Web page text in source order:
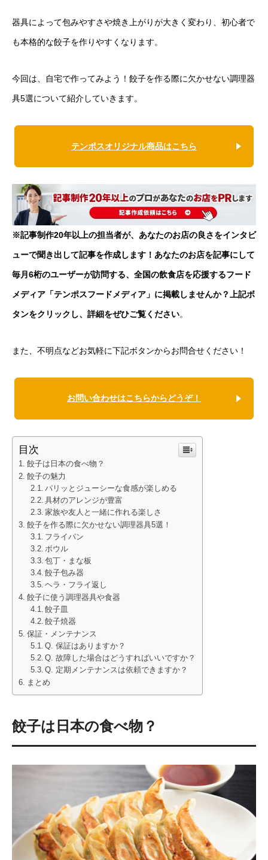
器具によって包みやすさや焼き上がりが大きく変わり、初心者で
も本格的な餃子を作りやすくなります。
今回は、自宅で作ってみよう！餃子を作る際に欠かせない調理器
具5選について紹介していきます。
テンポスオリジナル商品はこちら
※記事制作20年以上の担当者が、あなたのお店の良さをインタビ
ューで聞き出して記事を作成します！あなたのお店を記事にして
毎月6桁のユーザーが訪問する、全国の飲食店を応援するフード
メディア「テンポスフードメディア」に掲載しませんか？上記ボ
タンをクリックし、詳細をぜひご覧ください。
また、不明点などお気軽に下記ボタンからお問合せください！
お問い合わせはこちらからどうぞ！
目次
餃子は日本の食べ物？
餃子の魅力
パリッとジューシーな食感が楽しめる
具材のアレンジが豊富
家族や友人と一緒に作れる楽しさ
餃子を作る際に欠かせない調理器具5選！
フライパン
ボウル
包丁・まな板
餃子包み器
ヘラ・フライ返し
餃子に使う調理器具や食器
餃子皿
餃子焼器
保証・メンテナンス
Q. 保証はありますか？
Q. 故障した場合はどうすればいいですか？
Q. 定期メンテナンスは依頼できますか？
まとめ
餃子は日本の食べ物？